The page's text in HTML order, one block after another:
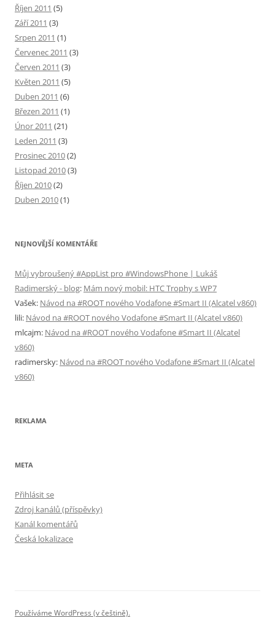
Říjen 2011 (5)
Září 2011 (3)
Srpen 2011 (1)
Červenec 2011 (3)
Červen 2011 (3)
Květen 2011 (5)
Duben 2011 (6)
Březen 2011 (1)
Únor 2011 (21)
Leden 2011 (3)
Prosinec 2010(2)
Listopad 2010(3)
Říjen 2010(2)
Duben 2010(1)
NEJNOVĚJŠÍ KOMENTÁŘE
Můj vybroušený #AppList pro #WindowsPhone | Lukáš
Radimerský - blog: Mám nový mobil: HTC Trophy s WP7
Vašek: Návod na #ROOT nového Vodafone #Smart II (Alcatel v860)
lili: Návod na #ROOT nového Vodafone #Smart II (Alcatel v860)
mlcajm: Návod na #ROOT nového Vodafone #Smart II (Alcatel
v860)
radimersky: Návod na #ROOT nového Vodafone #Smart II (Alcatel
v860)
REKLAMA
META
Přihlásit se
Zdroj kanálů (příspěvky)
Kanál komentářů
Česká lokalizace
Používáme WordPress (v češtině).